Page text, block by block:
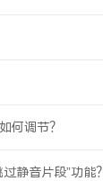
何调节？
静音片段”功能？